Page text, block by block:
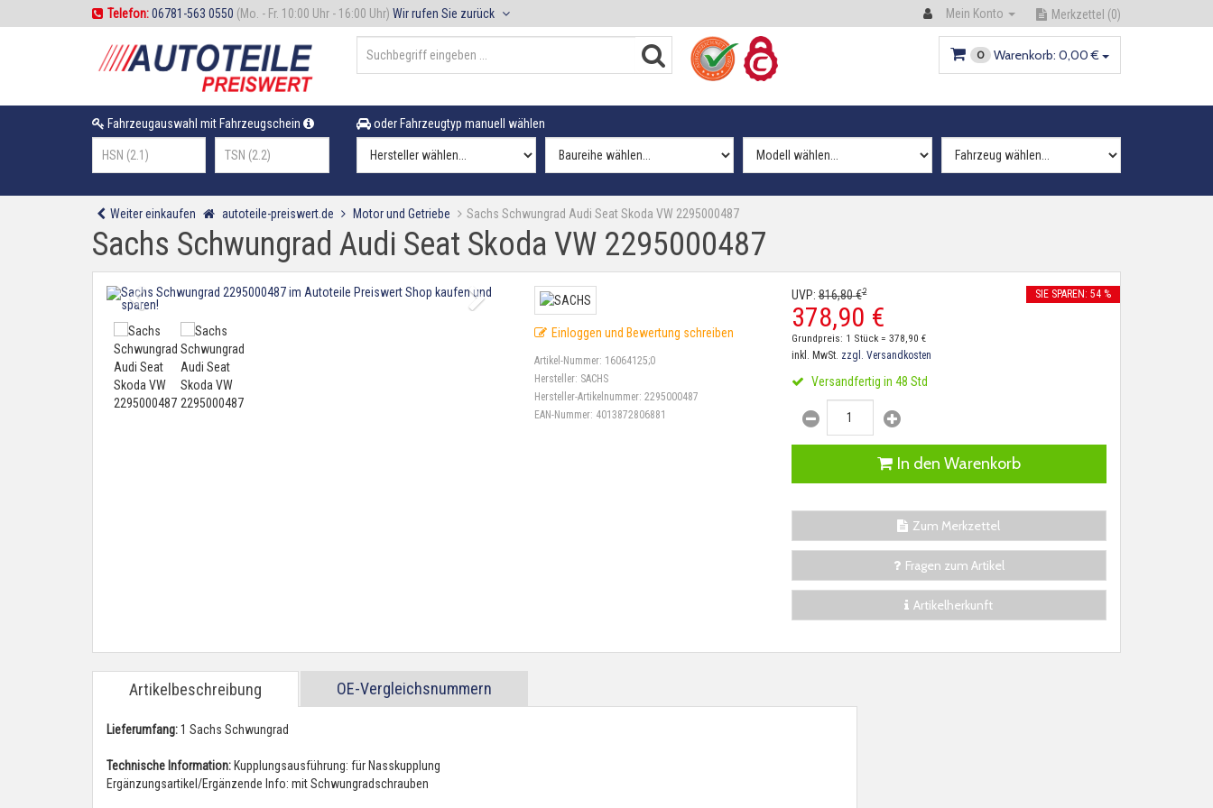
Telefon:06781-563 0550 (Mo. - Fr. 10:00 Uhr - 16:00 Uhr) Wir rufen Sie zurück Mein Konto Merkzettel (0)
0 Warenkorb: 0,00 €
Fahrzeugauswahl mit Fahrzeugschein oder Fahrzeugtyp manuell wählen
Weiter einkaufen autoteile-preiswert.de Motor und Getriebe Sachs Schwungrad Audi Seat Skoda VW 2295000487
Sachs Schwungrad Audi Seat Skoda VW 2295000487
Einloggen und Bewertung schreiben
Artikel-Nummer: 16064125;0
Hersteller: SACHS
Hersteller-Artikelnummer:2295000487
EAN-Nummer: 4013872806881
UVP:816,80€2
378,90 €
SIE SPAREN: 54 %
Grundpreis: 1 Stück = 378,90 €
inkl. MwSt. zzgl. Versandkosten
Versandfertig in 48 Std
In den Warenkorb
Zum Merkzettel
Fragen zum Artikel
Artikelherkunft
Artikelbeschreibung OE-Vergleichsnummern
Lieferumfang:1 Sachs Schwungrad
Technische Information: Kupplungsausführung: für Nasskupplung
Ergänzungsartikel/Ergänzende Info: mit Schwungradschrauben